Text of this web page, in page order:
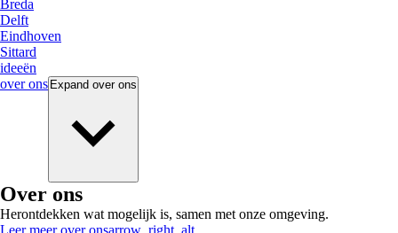
Breda
Delft
Eindhoven
Sittard
ideeën
over ons Expand over ons
Over ons
Herontdekken wat mogelijk is, samen met onze omgeving.
Leer meer over onsarrow_right_alt